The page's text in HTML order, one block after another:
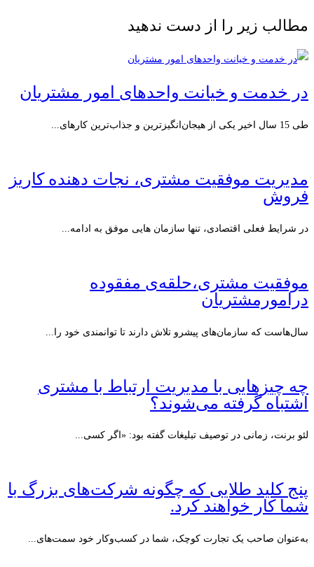
مطالب زیر را از دست ندهید
در خدمت و خیانت واحدهای امور مشتریان
طی 15 سال اخیر یکی از هیجان‌انگیزترین و جذاب‌ترین کارهای...
مدیریت موفقیت مشتری، نجات دهنده کاریز
فروش
در شرایط فعلی اقتصادی، تنها سازمان هایی موفق به ادامه...
موفقیت مشتری،حلقه‌ی مفقوده
درامورمشتریان
سال‌هاست که سازمان‌های پیشرو تلاش دارند تا توانمندی خود را...
چه چیزهایی با مدیریت ارتباط با مشتری
اشتباه گرفته می‌شوند؟
لئو برنت، زمانی در توصیف تبلیغات گفته بود: «اگر کسی...
پنج کلید طلایی که چگونه شرکت‌های بزرگ با
شما کار خواهند کرد.
به‌عنوان صاحب یک تجارت کوچک، شما در کسب‌وکار خود سمت‌های...